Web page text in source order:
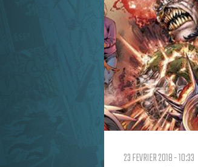
23 FEVRIER 2018 - 10:33